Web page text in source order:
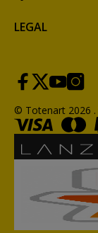
LEGAL
© Totenart 2026 .